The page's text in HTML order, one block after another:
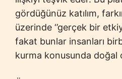
gördüğünüz katılım,
üzerinde ‘’gerçek bir
fakat bunlar insanları
kurma konusunda doğal